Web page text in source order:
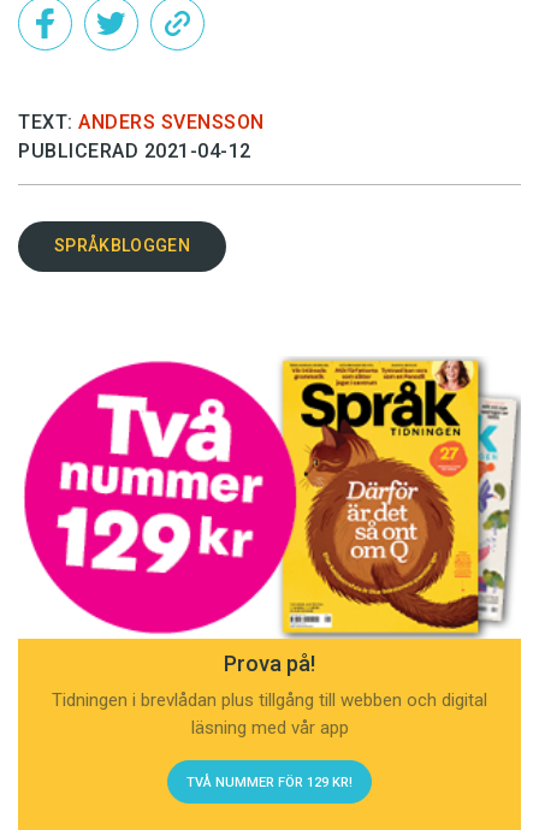
TEXT: ANDERS SVENSSON
PUBLICERAD 2021-04-12
SPRÅKBLOGGEN
Prova på!
Tidningen i brevlådan plus tillgång till webben och digital
läsning med vår app
TVÅ NUMMER FÖR 129 KR!